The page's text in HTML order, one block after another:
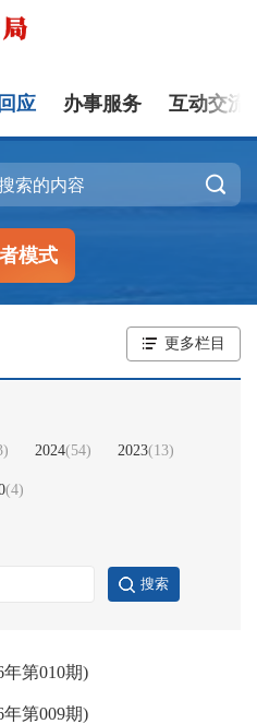
应 办事服务 互动交流

模式
更多栏目
) 2024(54) 2023(13)
(4)
第010期)
第009期)